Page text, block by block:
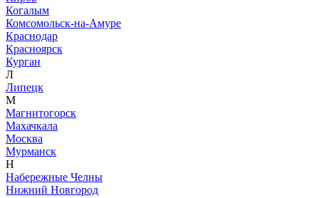
Когалым
Комсомольск-на-Амуре
Краснодар
Красноярск
Курган
Л
Липецк
М
Магнитогорск
Махачкала
Москва
Мурманск
Н
Набережные Челны
Нижний Новгород